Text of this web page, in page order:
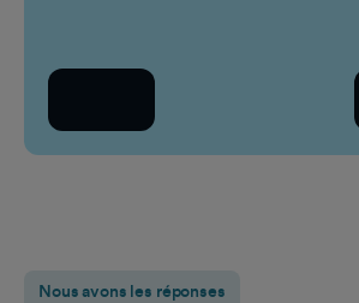
Nous avons les réponses